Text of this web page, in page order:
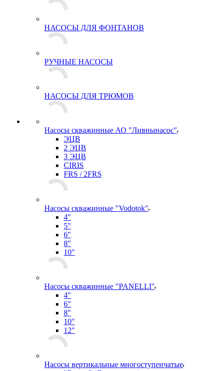
НАСОСЫ ДЛЯ ФОНТАНОВ
РУЧНЫЕ НАСОСЫ
НАСОСЫ ДЛЯ ТРЮМОВ
Насосы скважинные АО "Ливнынасос"
ЭЦВ
2 ЭЦВ
3 ЭЦВ
CIRIS
FRS / 2FRS
Насосы скважинные "Vodotok"
4"
5"
6"
8"
10"
Насосы скважинные "PANELLI"
4"
6"
8"
10"
12"
Насосы вертикальные многоступенчатые